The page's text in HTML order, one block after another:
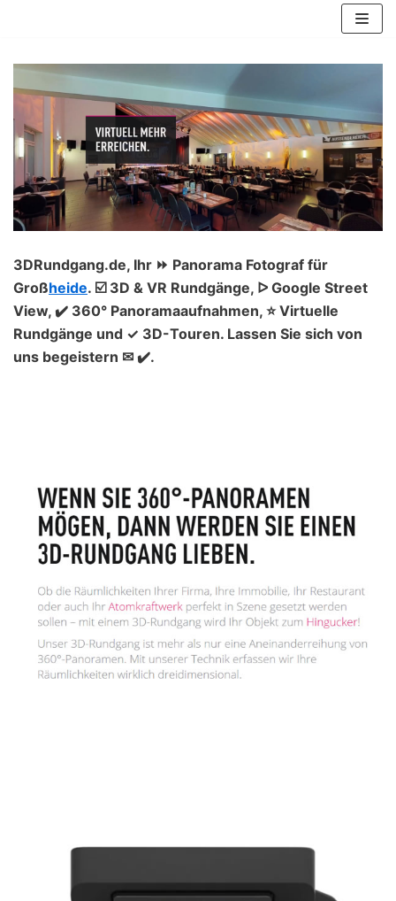
Inhalt
springen
3DRundgang.de, Ihr ⏩ Panorama Fotograf für
Großheide. ☑️ 3D & VR Rundgänge, ᐅ Google Street
View, ✔️ 360° Panoramaaufnahmen, ⭐ Virtuelle
Rundgänge und ✓ 3D-Touren. Lassen Sie sich von
uns begeistern ✉ ✔️.